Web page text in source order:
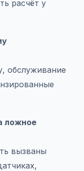
расчёт у
обслуживание
ложное
вызваны